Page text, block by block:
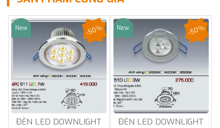
Sale
New
ĐÈN LED DOWNLIGHT
-50% Sale
New
ĐÈN LED DOWNLIGHT
-50%